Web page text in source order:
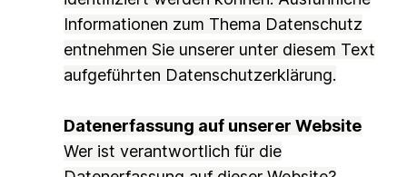
Informationen zum Thema Datenschutz
entnehmen Sie unserer unter diesem Text
aufgeführten Datenschutzerklärung.
Datenerfassung auf unserer Website
Wer ist verantwortlich für die